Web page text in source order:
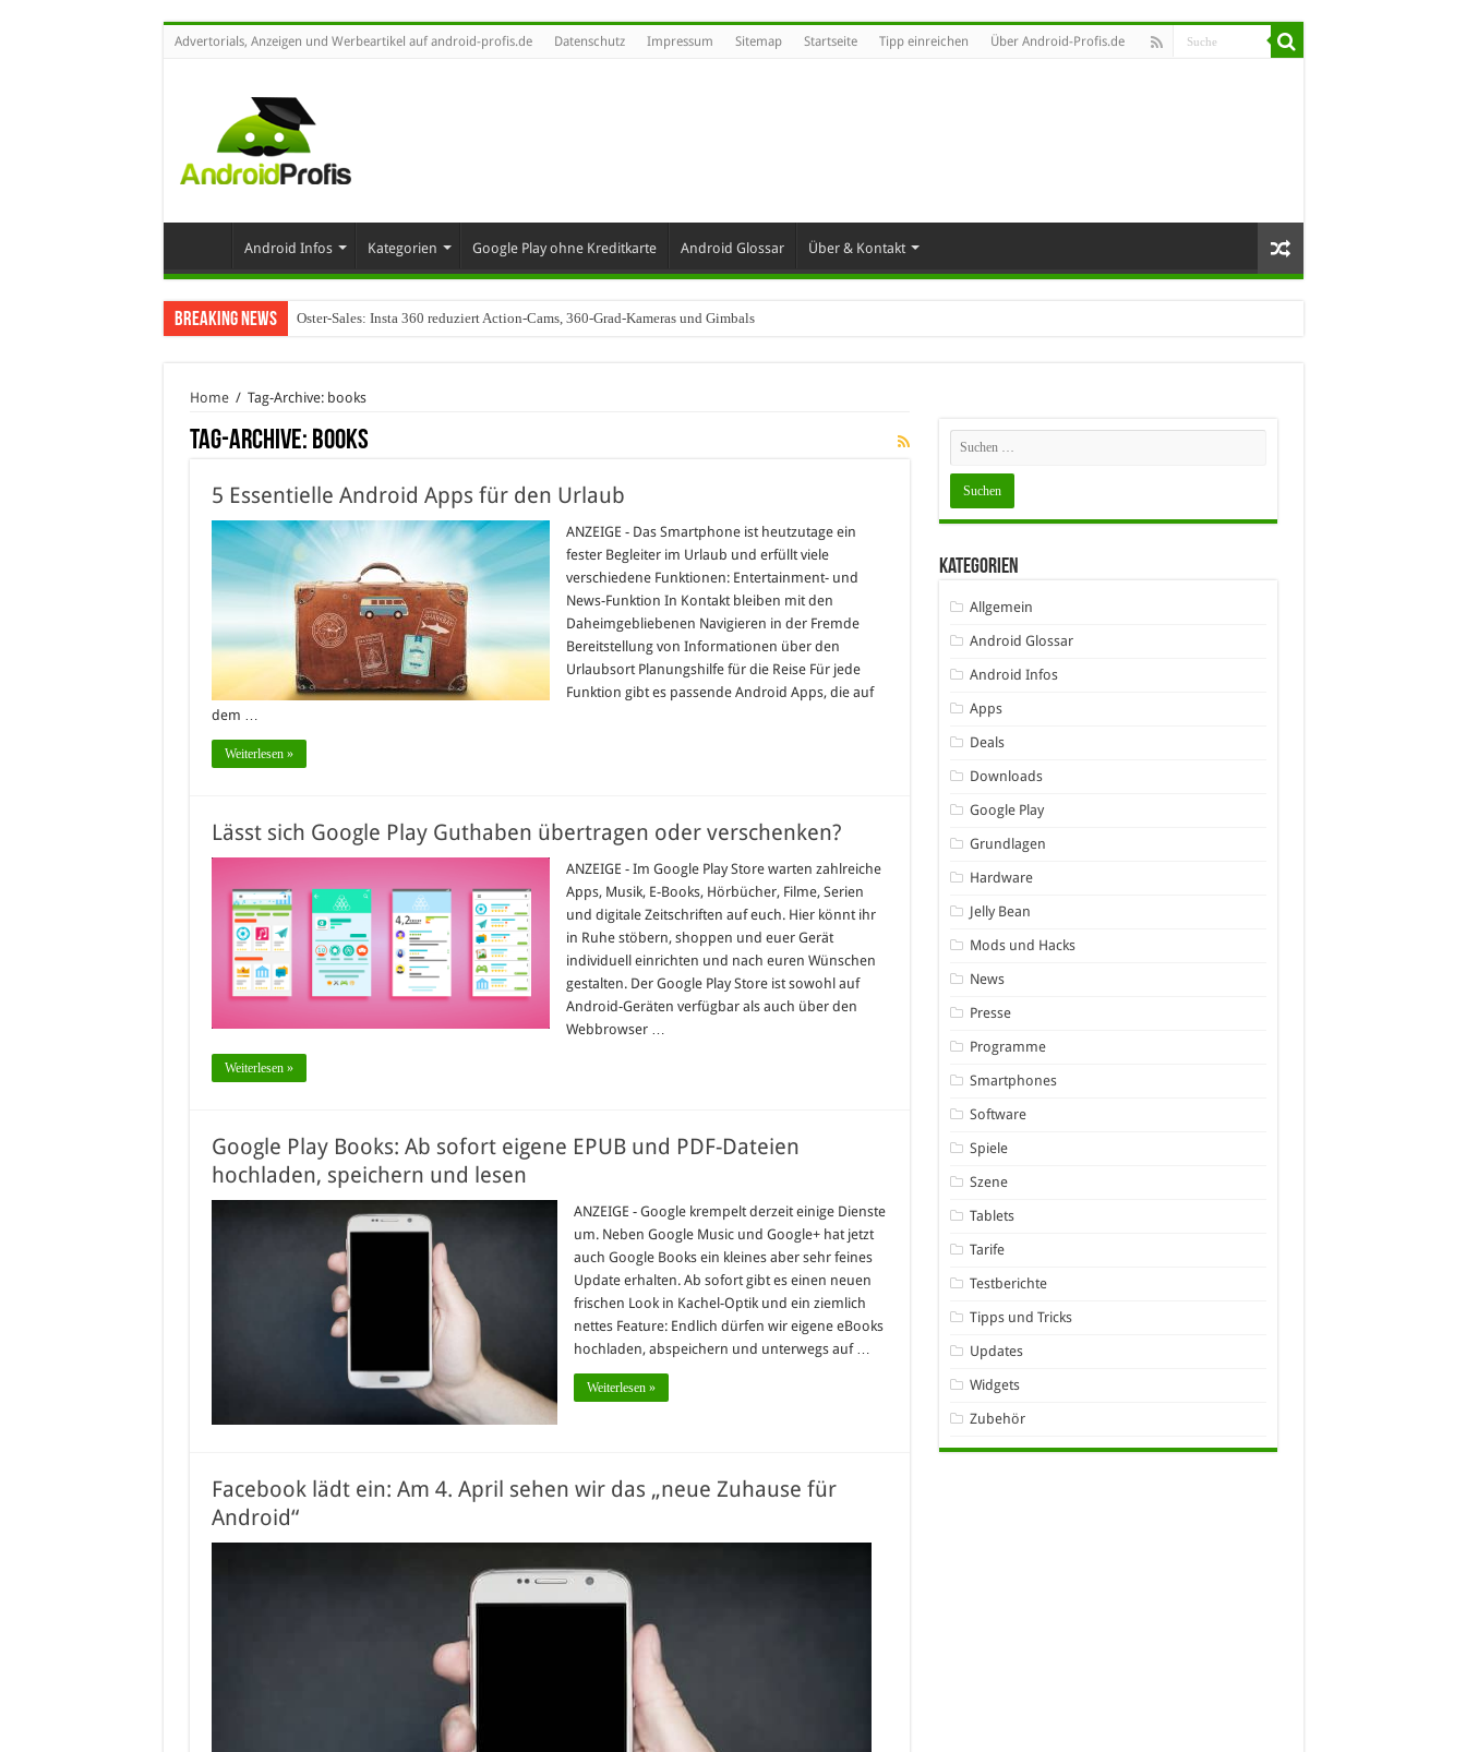
Advertorials, Anzeigen und Werbeartikel auf android-profis.de Datenschutz Impressum Sitemap Startseite Tipp einreichen Über Android-Profis.de
Android Infos Kategorien Google Play ohne Kreditkarte Android Glossar Über & Kontakt
Breaking News Oster-Sales: Insta 360 reduziert Action-Cams, 360-Grad-Kameras und Gimbals
Wenn Technologie auf Automobilindustrie trifft – SAP Automotive als Motor des Wandels
Home / Tag-Archive: books
Tag-Archive: books
5 Essentielle Android Apps für den Urlaub
ANZEIGE - Das Smartphone ist heutzutage ein
fester Begleiter im Urlaub und erfüllt viele
verschiedene Funktionen: Entertainment- und
News-Funktion In Kontakt bleiben mit den
Daheimgebliebenen Navigieren in der Fremde
Bereitstellung von Informationen über den
Urlaubsort Planungshilfe für die Reise Für jede
Funktion gibt es passende Android Apps, die auf
dem …
Weiterlesen »
Lässt sich Google Play Guthaben übertragen oder verschenken?
ANZEIGE - Im Google Play Store warten zahlreiche
Apps, Musik, E-Books, Hörbücher, Filme, Serien
und digitale Zeitschriften auf euch. Hier könnt ihr
in Ruhe stöbern, shoppen und euer Gerät
individuell einrichten und nach euren Wünschen
gestalten. Der Google Play Store ist sowohl auf
Android-Geräten verfügbar als auch über den
Webbrowser …
Weiterlesen »
Google Play Books: Ab sofort eigene EPUB und PDF-Dateien
hochladen, speichern und lesen
ANZEIGE - Google krempelt derzeit einige Dienste
um. Neben Google Music und Google+ hat jetzt
auch Google Books ein kleines aber sehr feines
Update erhalten. Ab sofort gibt es einen neuen
frischen Look in Kachel-Optik und ein ziemlich
nettes Feature: Endlich dürfen wir eigene eBooks
hochladen, abspeichern und unterwegs auf …
Weiterlesen »
Facebook lädt ein: Am 4. April sehen wir das „neue Zuhause für
Android“
Kategorien
Allgemein
Android Glossar
Android Infos
Apps
Deals
Downloads
Google Play
Grundlagen
Hardware
Jelly Bean
Mods und Hacks
News
Presse
Programme
Smartphones
Software
Spiele
Szene
Tablets
Tarife
Testberichte
Tipps und Tricks
Updates
Widgets
Zubehör